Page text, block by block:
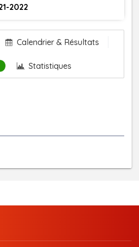
2022
Calendrier & Résultats
Statistiques